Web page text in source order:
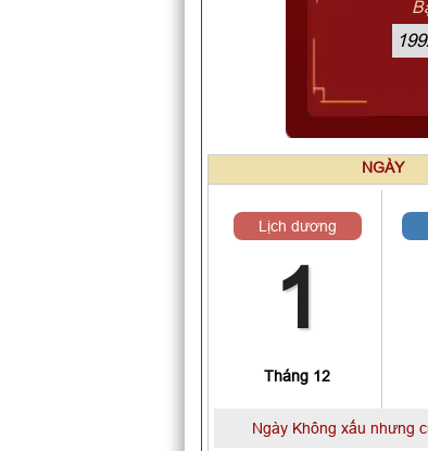
NGÀY
Lịch dương
1
Tháng 12
Ngày Không xấu nhưng